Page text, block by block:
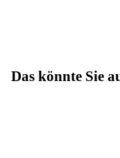
Das könnte Sie